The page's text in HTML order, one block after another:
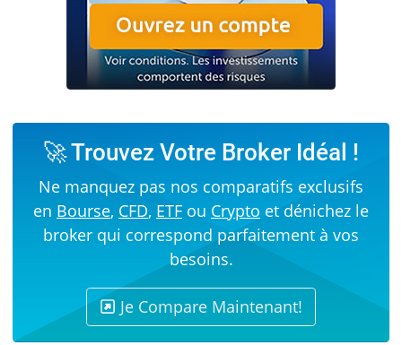
🚀 Trouvez Votre Broker Idéal !
Ne manquez pas nos comparatifs exclusifs
en Bourse, CFD, ETF ou Crypto et dénichez le
broker qui correspond parfaitement à vos
besoins.
Je Compare Maintenant!